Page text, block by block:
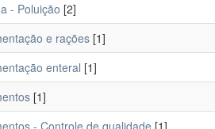
- Poluição [2]
e rações [1]
enteral [1]
[1]
- Controle de qualidade [1]